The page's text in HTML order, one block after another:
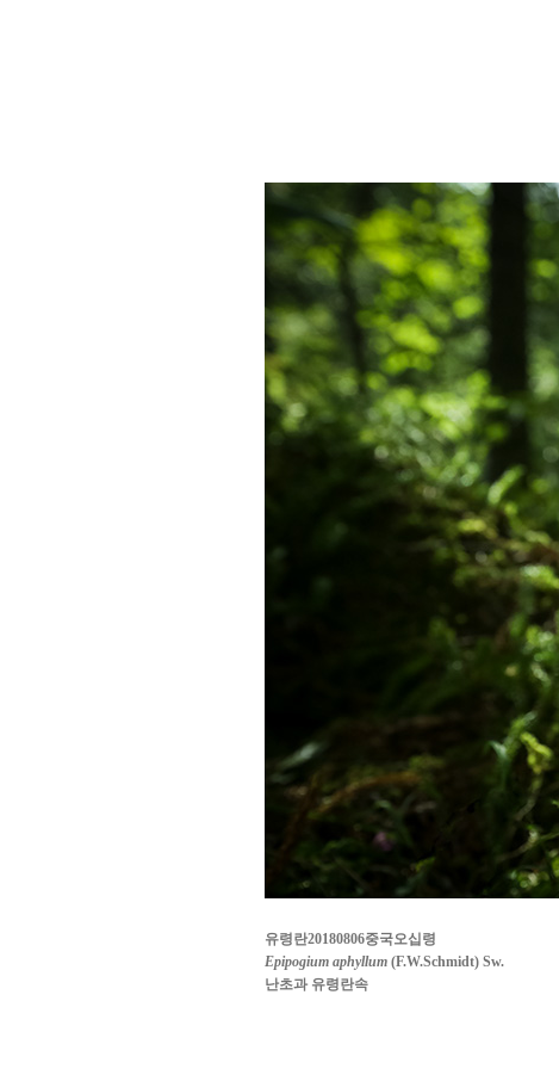
유령란20180806중국오십령
Epipogium aphyllum (F.W.Schmidt) Sw.
난초과 유령란속